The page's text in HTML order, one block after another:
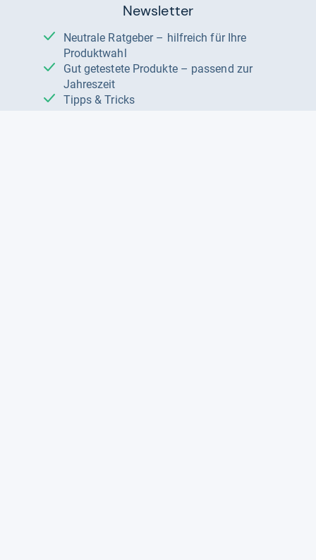
Newsletter
Neutrale Ratgeber – hilfreich für Ihre
Produktwahl
Gut getestete Produkte – passend zur
Jahreszeit
Tipps & Tricks